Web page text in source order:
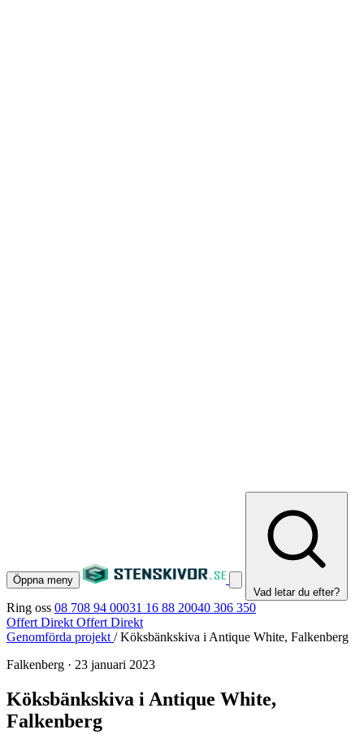
Öppna meny
Vad letar du efter?
Ring oss 08 708 94 00031 16 88 20040 306 350
Offert Direkt Offert Direkt
Genomförda projekt / Köksbänkskiva i Antique White, Falkenberg
Falkenberg · 23 januari 2023
Köksbänkskiva i Antique White,
Falkenberg